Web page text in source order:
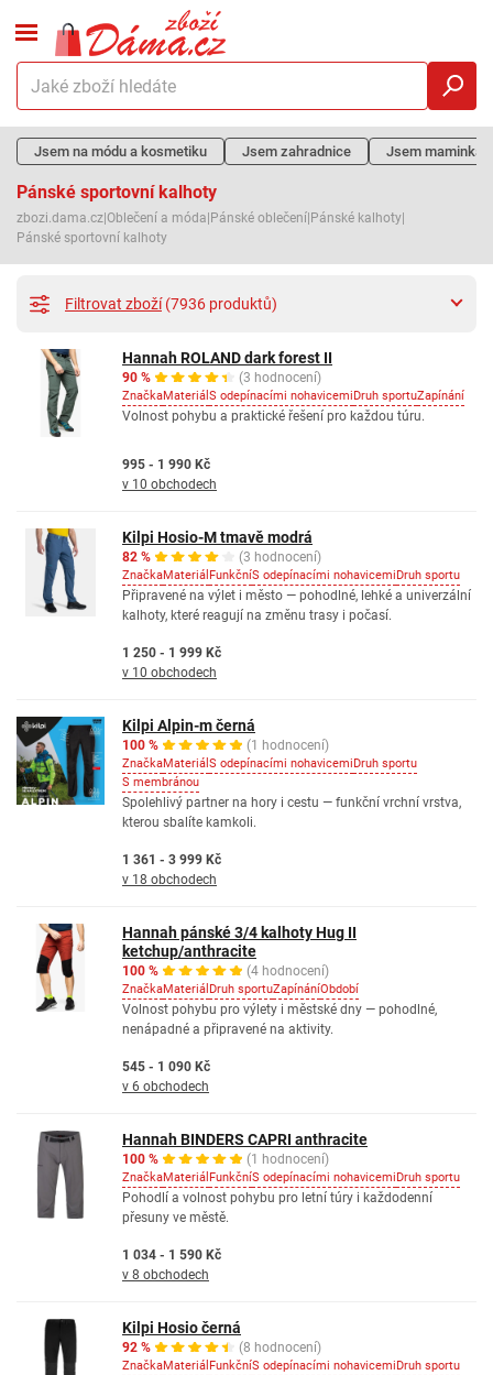
Jsem na módu a kosmetiku Jsem zahradnice Jsem maminka
Pánské sportovní kalhoty
zbozi.dama.cz Oblečení a móda Pánské oblečení Pánské kalhoty
Pánské sportovní kalhoty
Hannah ROLAND dark forest II
90 % (3 hodnocení)
ZnačkaMateriál S odepínacími nohavicemiDruh sportuZapínání
Volnost pohybu a praktické řešení pro každou túru.
995 - 1 990 Kč
v 10 obchodech
Kilpi Hosio-M tmavě modrá
82 % (3 hodnocení)
ZnačkaMateriál FunkčníS odepínacími nohavicemiDruh sportu
Připravené na výlet i město — pohodlné, lehké a univerzální
kalhoty, které reagují na změnu trasy i počasí.
1 250 - 1 999 Kč
v 10 obchodech
Kilpi Alpin-m černá
100 % (1 hodnocení)
ZnačkaMateriál S odepínacími nohavicemiDruh sportu
S membránou
Spolehlivý partner na hory i cestu — funkční vrchní vrstva,
kterou sbalíte kamkoli.
1 361 - 3 999 Kč
v 18 obchodech
Hannah pánské 3/4 kalhoty Hug II
ketchup/anthracite
100 % (4 hodnocení)
ZnačkaMateriál Druh sportuZapínáníObdobí
Volnost pohybu pro výlety i městské dny — pohodlné,
nenápadné a připravené na aktivity.
545 - 1 090 Kč
v 6 obchodech
Hannah BINDERS CAPRI anthracite
100 % (1 hodnocení)
ZnačkaMateriál FunkčníS odepínacími nohavicemiDruh sportu
Pohodlí a volnost pohybu pro letní túry i každodenní
přesuny ve městě.
1 034 - 1 590 Kč
v 8 obchodech
Kilpi Hosio černá
92 % (8 hodnocení)
ZnačkaMateriál FunkčníS odepínacími nohavicemiDruh sportu
Filtrovat zboží (7936 produktů)